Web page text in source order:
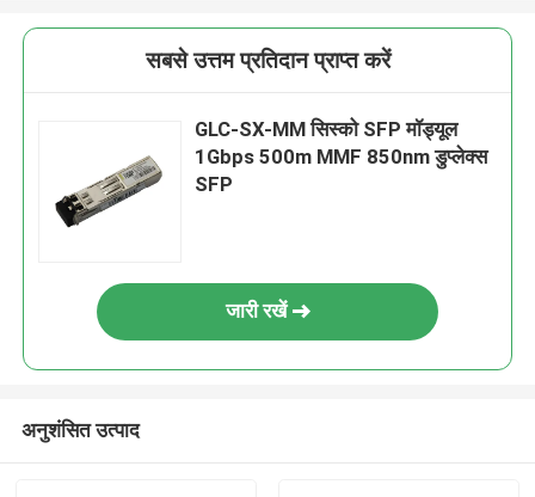
सबसे उत्तम प्रतिदान प्राप्त करें
GLC-SX-MM सिस्को SFP मॉड्यूल
1Gbps 500m MMF 850nm डुप्लेक्स
SFP
जारी रखें
अनुशंसित उत्पाद